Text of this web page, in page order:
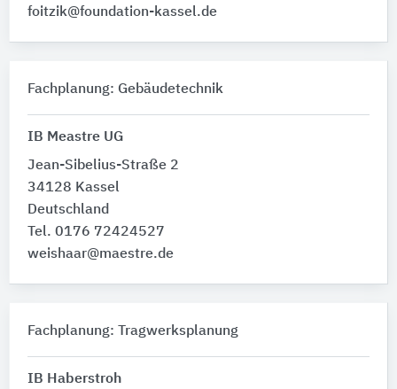
foitzik@foundation-kassel.de
Fachplanung: Gebäudetechnik
IB Meastre UG
Jean-Sibelius-Straße 2
34128 Kassel
Deutschland
Tel. 0176 72424527‬
weishaar@maestre.de
Fachplanung: Tragwerksplanung
IB Haberstroh